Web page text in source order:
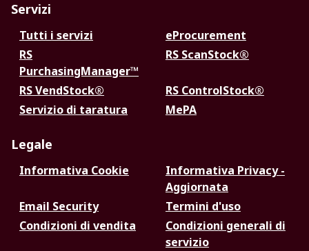
Servizi
Tutti i servizi
eProcurement
RS
PurchasingManager™
RS ScanStock®
RS VendStock®
RS ControlStock®
Servizio di taratura
MePA
Legale
Informativa Cookie
Informativa Privacy -
Aggiornata
Email Security
Termini d'uso
Condizioni di vendita
Condizioni generali di
servizio